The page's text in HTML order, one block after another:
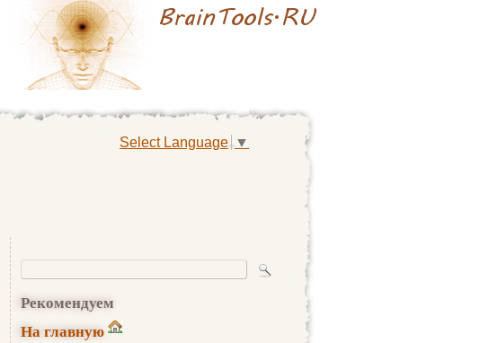
Select Language ▼
Рекомендуем
На главную